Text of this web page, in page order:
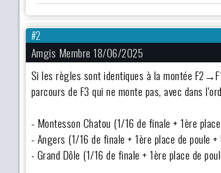
#2
Amgis Membre 18/06/2025
Si les règles sont identiques à la montée
parcours de F3 qui ne monte pas, avec dans
- Montesson Chatou (1/16 de finale + 1ère
- Angers (1/16 de finale + 1ère place de poule +
- Grand Dôle (1/16 de finale + 1ère place de